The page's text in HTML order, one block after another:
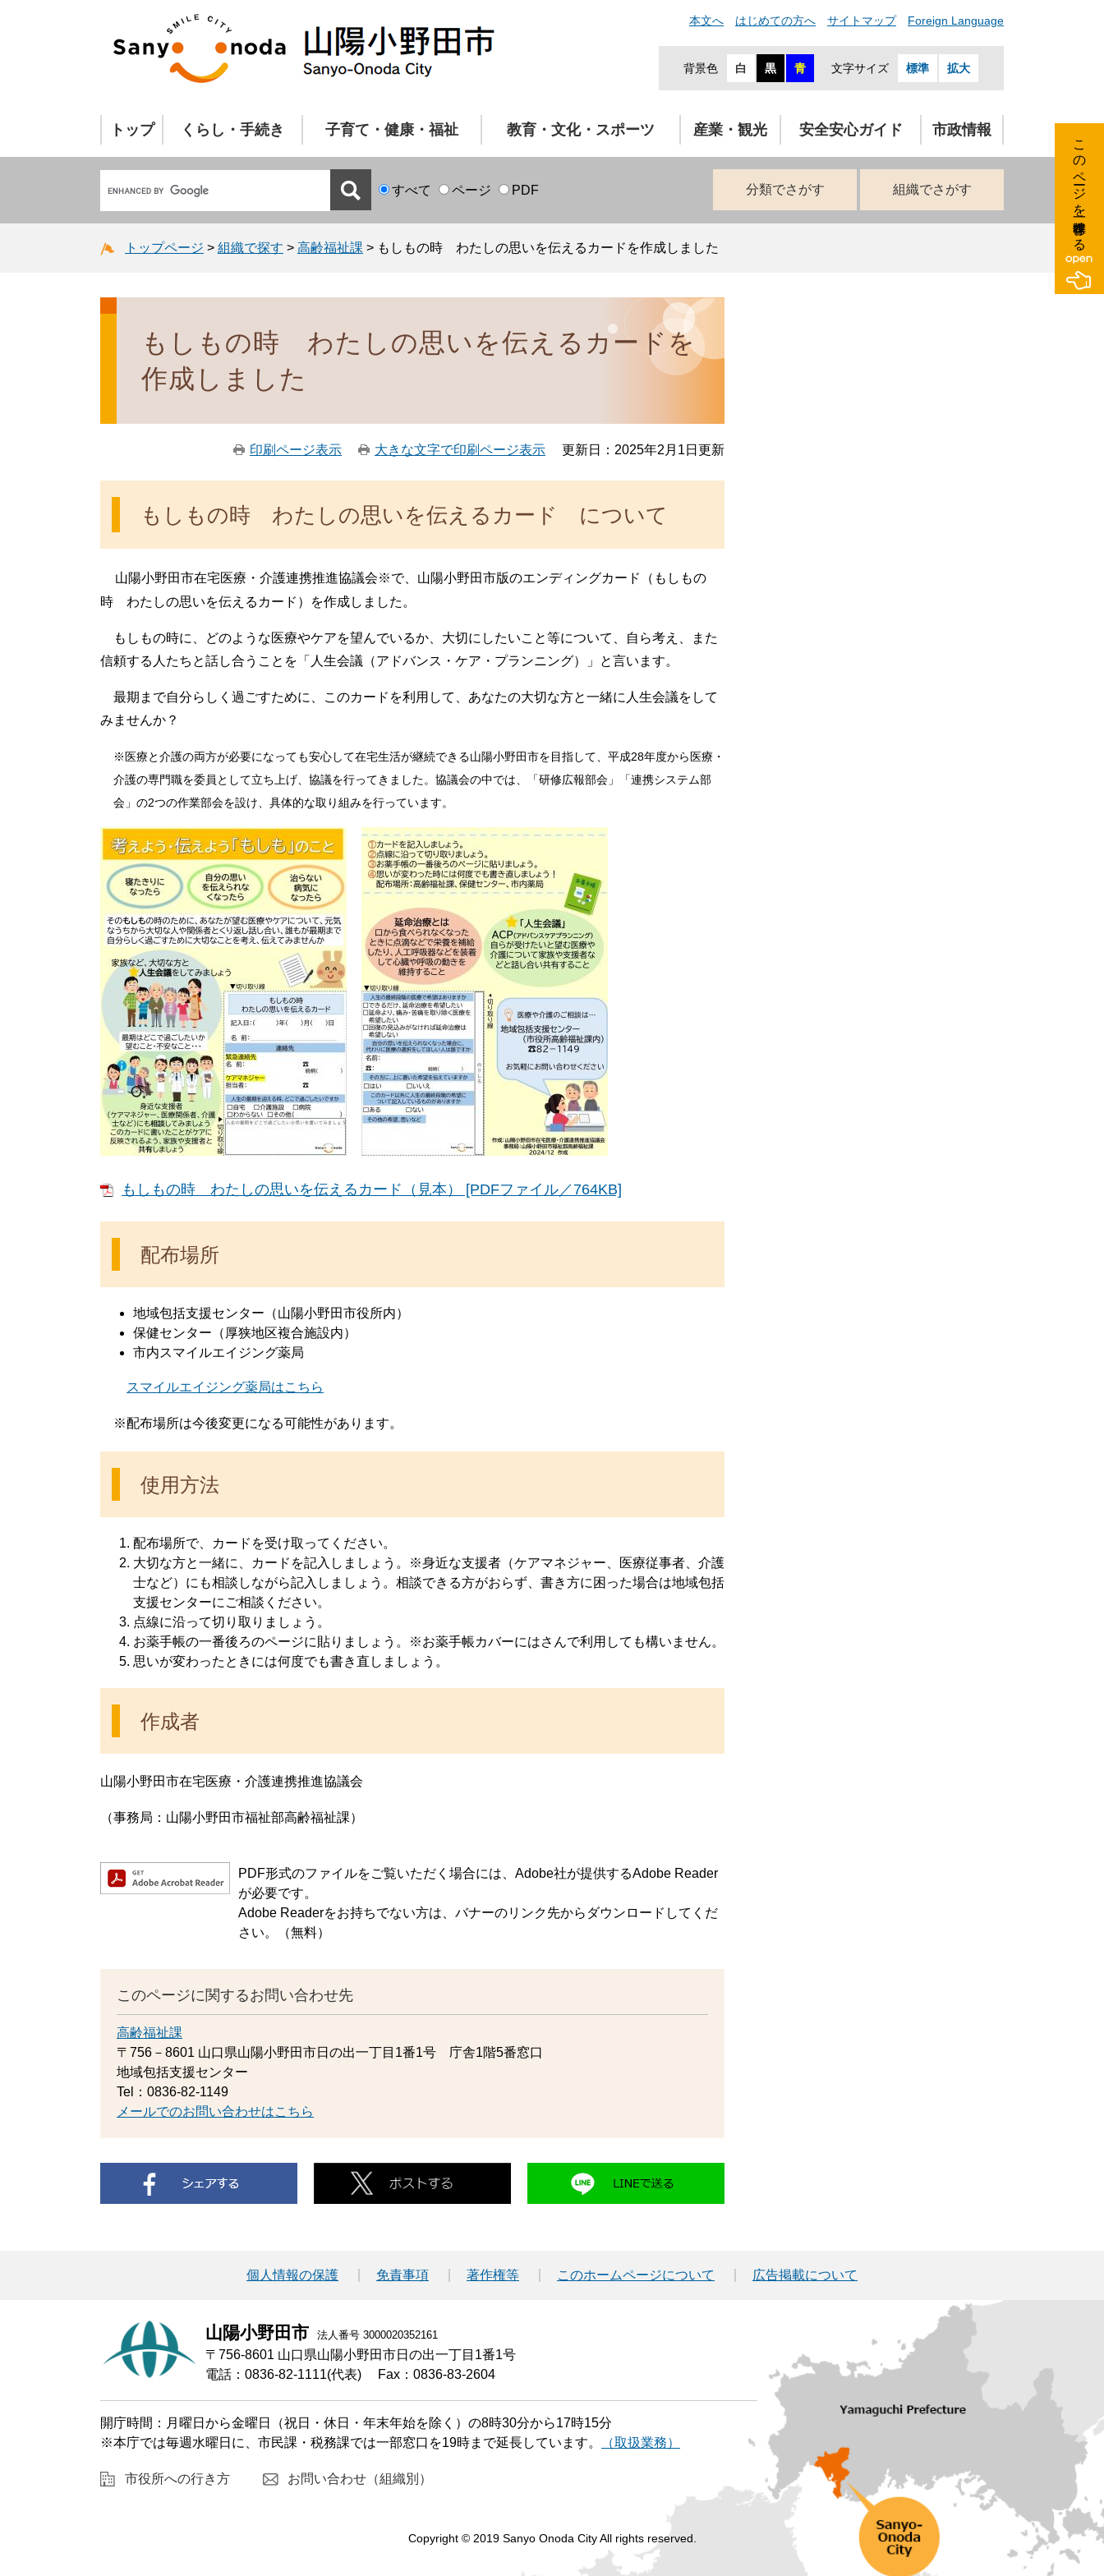
本文へ はじめての方へ サイトマップ Foreign Language
背景色 白 黒 青 文字サイズ 標準 拡大
トップ くらし・手続き 子育て・健康・福祉 教育・文化・スポーツ 産業・観光 安全安心ガイド 市政情報
すべて ページ PDF 分類でさがす 組織でさがす
トップページ > 組織で探す > 高齢福祉課 > もしもの時 わたしの思いを伝えるカードを作成しました
もしもの時 わたしの思いを伝えるカードを
作成しました
印刷ページ表示 大きな文字で印刷ページ表示 更新日：2025年2月1日更新
もしもの時 わたしの思いを伝えるカード について
山陽小野田市在宅医療・介護連携推進協議会※で、山陽小野田市版のエンディングカード（もしもの
時 わたしの思いを伝えるカード）を作成しました。
もしもの時に、どのような医療やケアを望んでいるか、大切にしたいこと等について、自ら考え、また
信頼する人たちと話し合うことを「人生会議（アドバンス・ケア・プランニング）」と言います。
最期まで自分らしく過ごすために、このカードを利用して、あなたの大切な方と一緒に人生会議をして
みませんか？
※医療と介護の両方が必要になっても安心して在宅生活が継続できる山陽小野田市を目指して、平成28年度から医療・
介護の専門職を委員として立ち上げ、協議を行ってきました。協議会の中では、「研修広報部会」「連携システム部
会」の2つの作業部会を設け、具体的な取り組みを行っています。
もしもの時 わたしの思いを伝えるカード（見本） [PDFファイル／764KB]
配布場所
地域包括支援センター（山陽小野田市役所内）
保健センター（厚狭地区複合施設内）
市内スマイルエイジング薬局
スマイルエイジング薬局はこちら
※配布場所は今後変更になる可能性があります。
使用方法
配布場所で、カードを受け取ってください。
大切な方と一緒に、カードを記入しましょう。※身近な支援者（ケアマネジャー、医療従事者、介護
士など）にも相談しながら記入しましょう。相談できる方がおらず、書き方に困った場合は地域包括
支援センターにご相談ください。
点線に沿って切り取りましょう。
お薬手帳の一番後ろのページに貼りましょう。※お薬手帳カバーにはさんで利用しても構いません。
思いが変わったときには何度でも書き直しましょう。
作成者
山陽小野田市在宅医療・介護連携推進協議会
（事務局：山陽小野田市福祉部高齢福祉課）
PDF形式のファイルをご覧いただく場合には、Adobe社が提供するAdobe Reader
が必要です。
Adobe Readerをお持ちでない方は、バナーのリンク先からダウンロードしてくだ
さい。（無料）
このページに関するお問い合わせ先
高齢福祉課
〒756－8601 山口県山陽小野田市日の出一丁目1番1号 庁舎1階5番窓口
地域包括支援センター
Tel：0836-82-1149
メールでのお問い合わせはこちら
個人情報の保護 免責事項 著作権等 このホームページについて 広告掲載について
山陽小野田市 法人番号 3000020352161
〒756-8601 山口県山陽小野田市日の出一丁目1番1号
電話：0836-82-1111(代表)
Fax：0836-83-2604
開庁時間：月曜日から金曜日（祝日・休日・年末年始を除く）の8時30分から17時15分
※本庁では毎週水曜日に、市民課・税務課では一部窓口を19時まで延長しています。
（取扱業務）
市役所への行き方 お問い合わせ（組織別）
Copyright © 2019 Sanyo Onoda City All rights reserved.
このページを一時保存する